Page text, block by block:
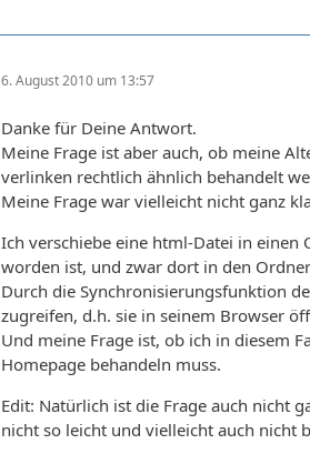
6. August 2010 um 13:57
Danke für Deine Antwort.
Meine Frage ist aber auch, ob meine
verlinken rechtlich ähnlich behandelt
Meine Frage war vielleicht nicht ganz
Ich verschiebe eine html-Datei in
worden ist, und zwar dort in den
Durch die Synchronisierungsfunktion
zugreifen, d.h. sie in seinem Browser
Und meine Frage ist, ob ich in diesem
Homepage behandeln muss.
Edit: Natürlich ist die Frage auch nicht
nicht so leicht und vielleicht auch nicht